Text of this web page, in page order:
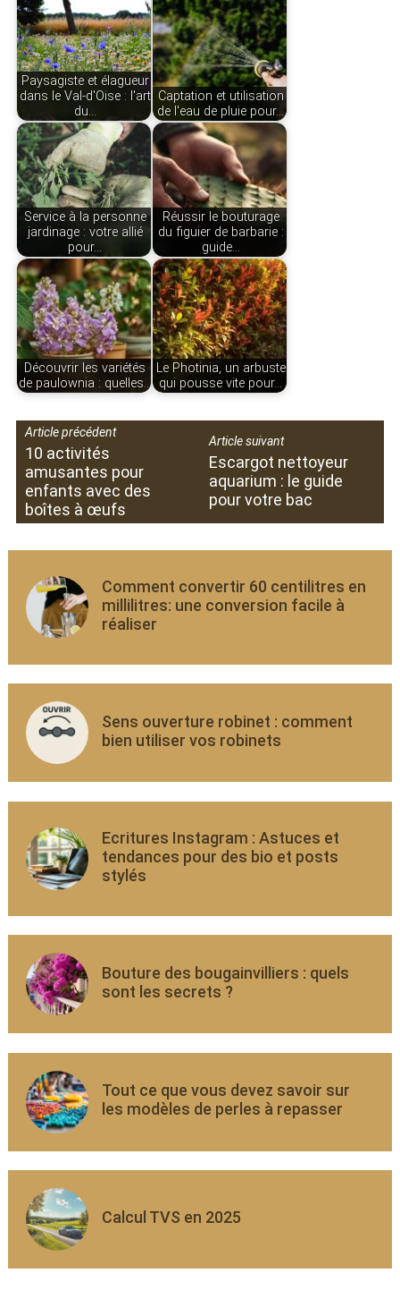
Paysagiste et élagueur
dans le Val-d'Oise : l'art
du…
Captation et utilisation
de l'eau de pluie pour…
Service à la personne
jardinage : votre allié
pour…
Réussir le bouturage
du figuier de barbarie :
guide…
Découvrir les variétés
de paulownia : quelles…
Le Photinia, un arbuste
qui pousse vite pour…
Article précédent
10 activités
amusantes pour
enfants avec des
boîtes à œufs
Article suivant
Escargot nettoyeur
aquarium : le guide
pour votre bac
Comment convertir 60 centilitres en
millilitres: une conversion facile à
réaliser
Sens ouverture robinet : comment
bien utiliser vos robinets
Ecritures Instagram : Astuces et
tendances pour des bio et posts
stylés
Bouture des bougainvilliers : quels
sont les secrets ?
Tout ce que vous devez savoir sur
les modèles de perles à repasser
Calcul TVS en 2025